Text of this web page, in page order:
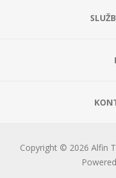
Copyright © 2026 Alfin